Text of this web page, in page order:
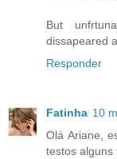
But
dissapeared
Responder
Fatinha 10
Olá Ariane,
testos alguns